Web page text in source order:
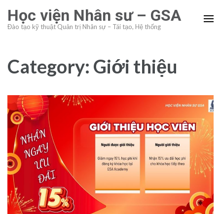
content
Enter)
Học viện Nhân sư – GSA
Đào tạo kỹ thuật Quản trị Nhân sự – Tái tạo, Hệ thống
Category: Giới thiệu